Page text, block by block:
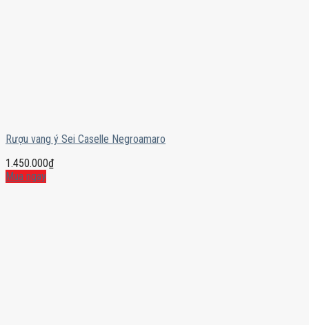
Rượu vang ý Sei Caselle Negroamaro
1.450.000₫
Mua ngay